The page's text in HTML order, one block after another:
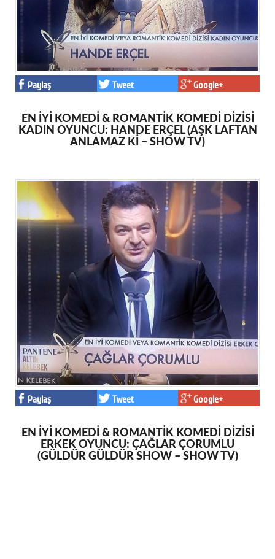
Paylaş Tweet Google+
EN İYİ KOMEDİ & ROMANTİK KOMEDİ DİZİSİ
KADIN OYUNCU: HANDE ERÇEL (AŞK LAFTAN
ANLAMAZ Kİ – SHOW TV)
Paylaş Tweet Google+
EN İYİ KOMEDİ & ROMANTİK KOMEDİ DİZİSİ
ERKEK OYUNCU: ÇAĞLAR ÇORUMLU
(GÜLDÜR GÜLDÜR SHOW – SHOW TV)